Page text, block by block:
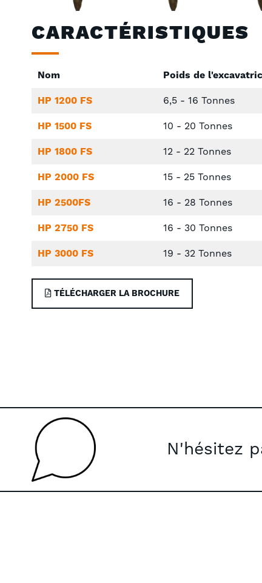
CARACTÉRISTIQUES
Nom Poids de
HP 1200 FS 6,5 - 16 Tonnes
HP 1500 FS 10 - 20 Tonnes
HP 1800 FS 12 - 22 Tonnes
HP 2000 FS 15 - 25 Tonnes
HP 2500FS 16 - 28 Tonnes
HP 2750 FS 16 - 30 Tonnes
HP 3000 FS 19 - 32 Tonnes
TÉLÉCHARGER LA BROCHURE
N'hésitez